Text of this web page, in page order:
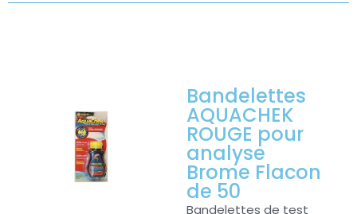
Bandelettes
AQUACHEK
ROUGE pour
analyse
Brome Flacon
de 50
Bandelettes de test